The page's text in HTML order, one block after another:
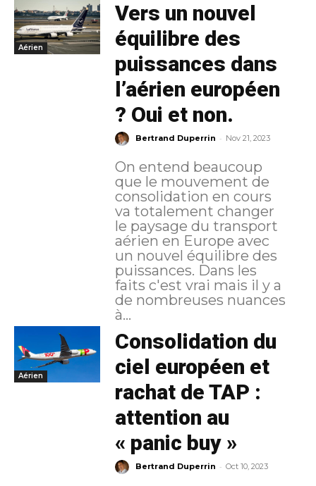
Aérien
Vers un nouvel
équilibre des
puissances dans
l’aérien européen
? Oui et non.
Bertrand Duperrin - Nov 21, 2023
On entend beaucoup
que le mouvement de
consolidation en cours
va totalement changer
le paysage du transport
aérien en Europe avec
un nouvel équilibre des
puissances. Dans les
faits c'est vrai mais il y a
de nombreuses nuances
à...
Aérien
Consolidation du
ciel européen et
rachat de TAP :
attention au
« panic buy »
Bertrand Duperrin - Oct 10, 2023